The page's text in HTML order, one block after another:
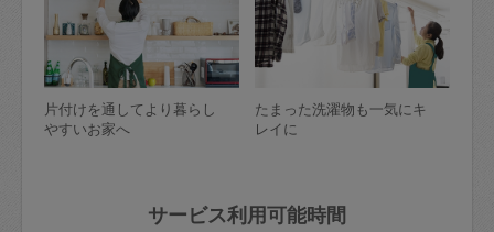
片付けを通してより暮らし
やすいお家へ
たまった洗濯物も一気にキ
レイに
サービス利用可能時間